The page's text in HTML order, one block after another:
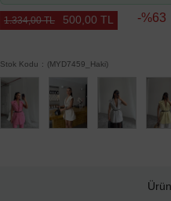
1.334,00 TL 500,00 TL 63
Stok Kodu (MYD7459_Haki)